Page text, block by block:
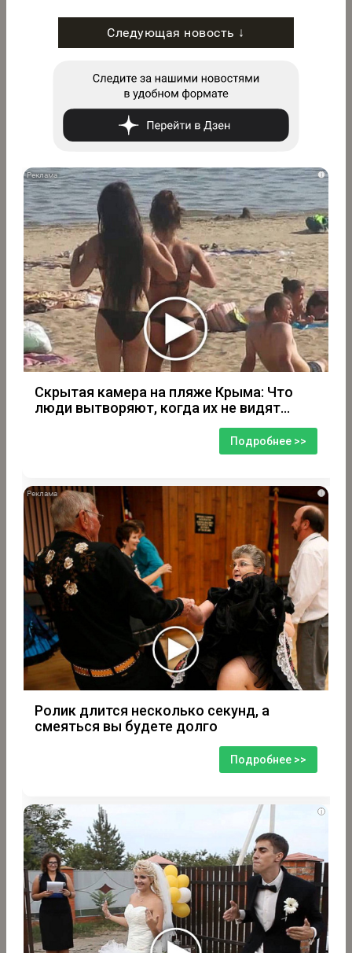
Следующая новость ↓
i
Скрытая камера на пляже Крыма: Что
люди вытворяют, когда их не видят...
Подробнее >>
i
Ролик длится несколько секунд, а
смеяться вы будете долго
Подробнее >>
i